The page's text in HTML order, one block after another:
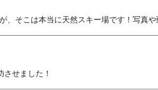
そこは本当に天然スキー場です！写真
せました！